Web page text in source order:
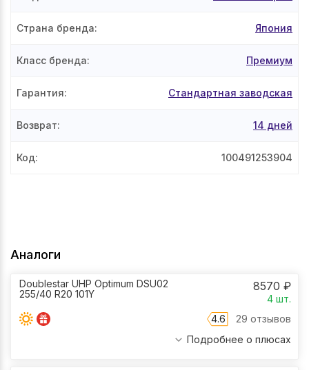
Страна бренда: Япония
Класс бренда: Премиум
Гарантия: Стандартная заводская
Возврат: 14 дней
Код: 100491253904
Аналоги
Doublestar UHP Optimum DSU02
255/40 R20 101Y
8570 ₽
4 шт.
4.6
29 отзывов
Подробнее о плюсах